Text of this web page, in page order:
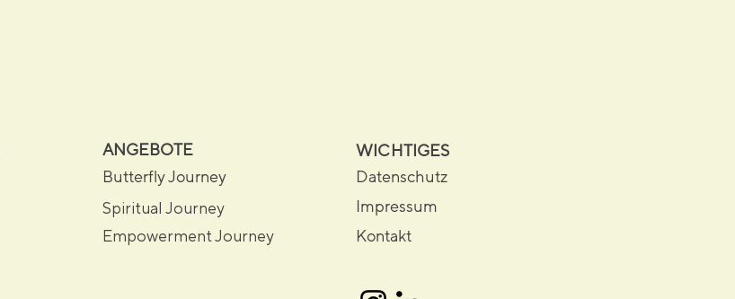
ANGEBOTE
Butterfly Journey
Spiritual Journey
Empowerment Journey
WICHTIGES
Datenschutz
Impressum
Kontakt